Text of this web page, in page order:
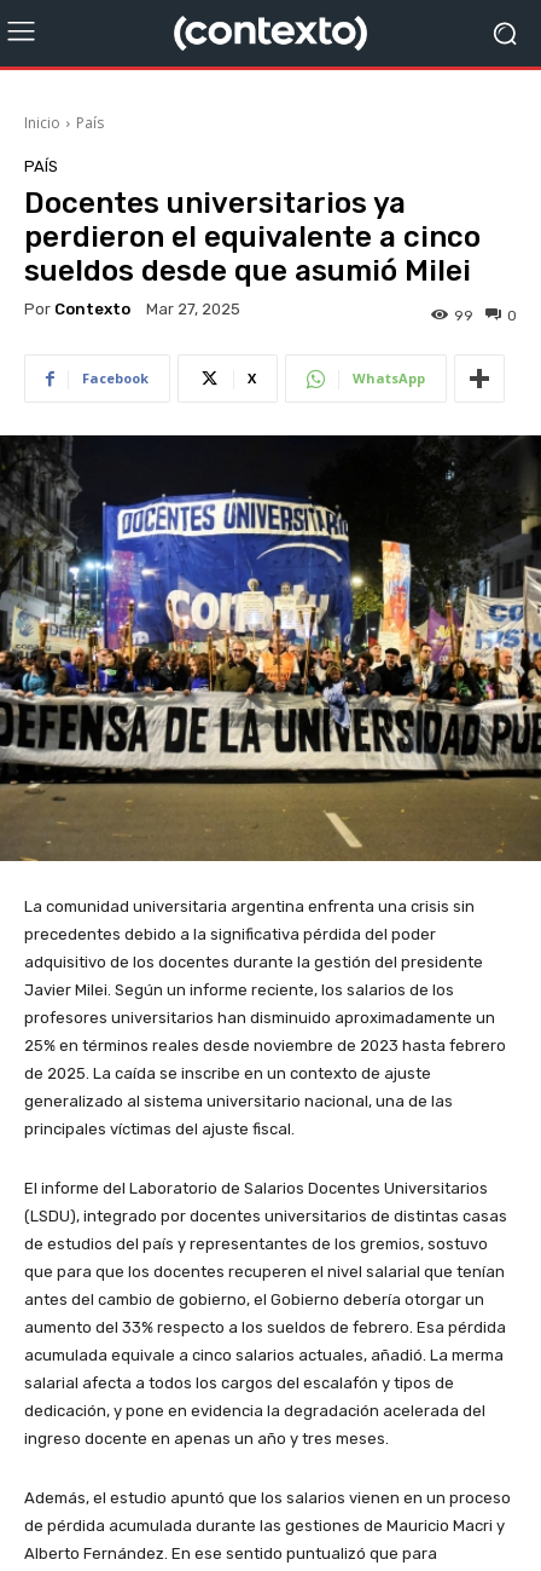
Inicio País
PAÍS
Docentes universitarios ya
perdieron el equivalente a cinco
sueldos desde que asumió Milei
Por Contexto Mar 27, 2025 0
99
Facebook X WhatsApp
​La comunidad universitaria argentina enfrenta una crisis sin
precedentes debido a la significativa pérdida del poder
adquisitivo de los docentes durante la gestión del presidente
Javier Milei. Según un informe reciente, los salarios de los
profesores universitarios han disminuido aproximadamente un
25% en términos reales desde noviembre de 2023 hasta febrero
de 2025. La caída se inscribe en un contexto de ajuste
generalizado al sistema universitario nacional, una de las
principales víctimas del ajuste fiscal.
El informe del Laboratorio de Salarios Docentes Universitarios
(LSDU), integrado por docentes universitarios de distintas casas
de estudios del país y representantes de los gremios, sostuvo
que para que los docentes recuperen el nivel salarial que tenían
antes del cambio de gobierno, el Gobierno debería otorgar un
aumento del 33% respecto a los sueldos de febrero. Esa pérdida
acumulada equivale a cinco salarios actuales, añadió. La merma
salarial afecta a todos los cargos del escalafón y tipos de
dedicación, y pone en evidencia la degradación acelerada del
ingreso docente en apenas un año y tres meses.
Además, el estudio apuntó que los salarios vienen en un proceso
de pérdida acumulada durante las gestiones de Mauricio Macri y
Alberto Fernández. En ese sentido puntualizó que para